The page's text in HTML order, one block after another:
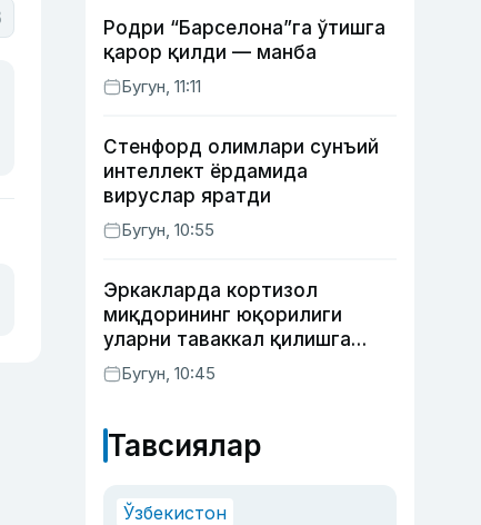
Родри “Барселона”га ўтишга
қарор қилди — манба
Бугун, 11:11
Стенфорд олимлари сунъий
интеллект ёрдамида
вируслар яратди
Бугун, 10:55
Эркакларда кортизол
миқдорининг юқорилиги
уларни таваккал қилишга
Бугун, 10:45
Тавсиялар
Ўзбекистон